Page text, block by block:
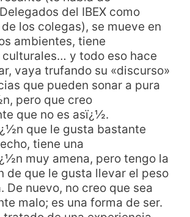
del IBEX como
los colegas), se mueve en
ambientes, tiene
y todo eso hace
vaya trufando su «discurso»
que pueden sonar a pura
pero que creo
que no es asï¿½.
que le gusta bastante
tiene una
muy amena, pero tengo la
de que le gusta llevar el peso
De nuevo, no creo que sea
malo; es una forma de ser.